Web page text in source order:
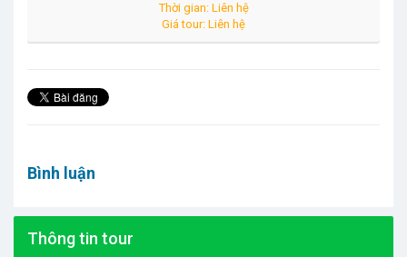
Thời gian: Liên hệ
Giá tour: Liên hệ
Bình luận
Thông tin tour